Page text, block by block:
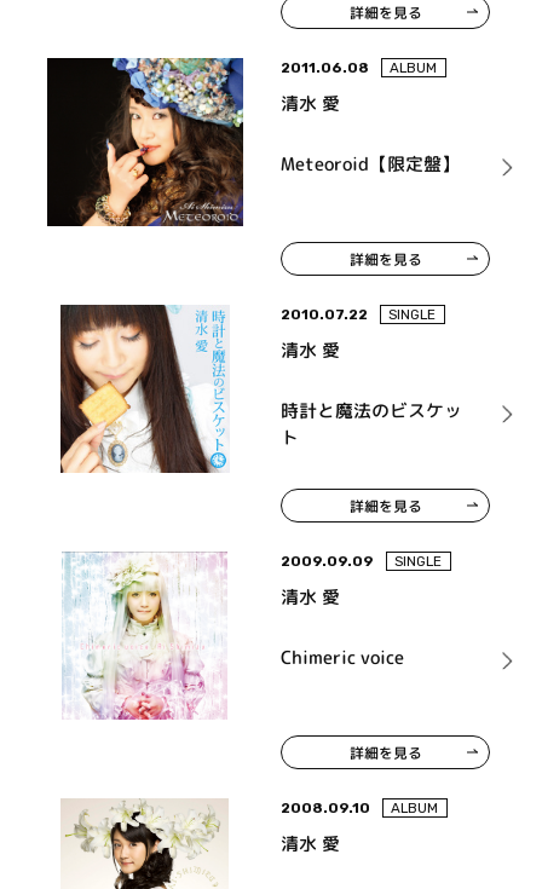
詳細を見る
2011.06.08 ALBUM
清水 愛
Meteoroid【限定盤】
詳細を見る
2010.07.22 SINGLE
清水 愛
時計と魔法のビスケッ
ト
詳細を見る
2009.09.09 SINGLE
清水 愛
Chimeric voice
詳細を見る
2008.09.10 ALBUM
清水 愛